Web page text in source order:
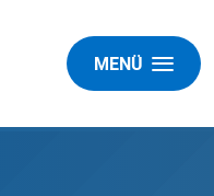
MENÜ